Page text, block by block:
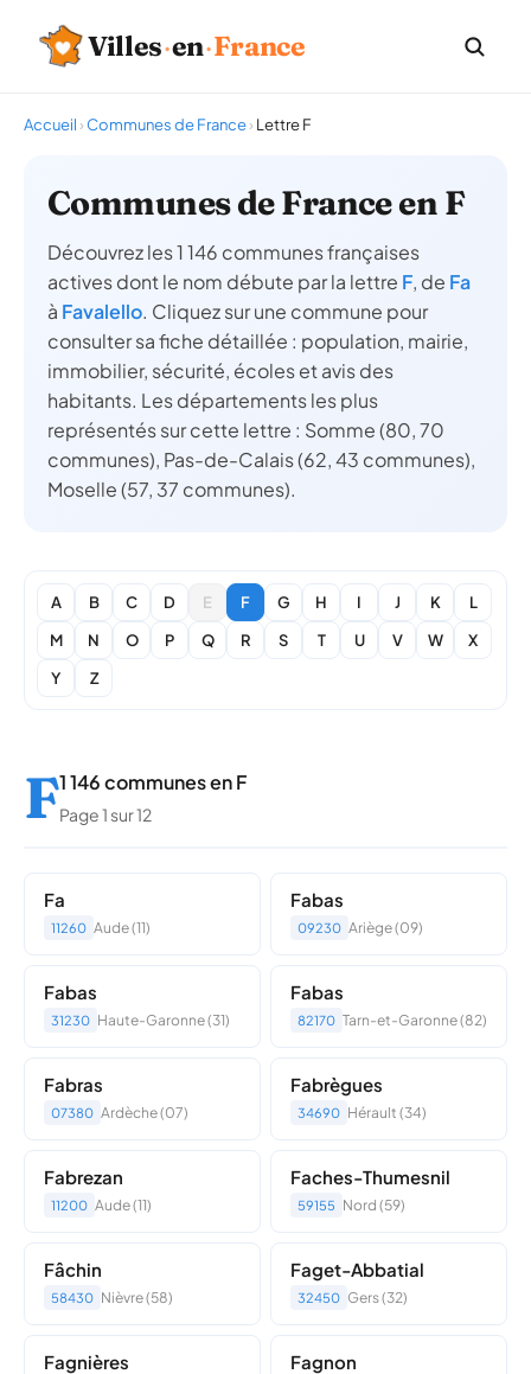
Villes·en·France
Accueil ›Communes de France› Lettre F
Communes de France en F
Découvrez les 1 146 communes françaises
actives dont le nom débute par la lettre F, de Fa
à Favalello. Cliquez sur une commune pour
consulter sa fiche détaillée : population, mairie,
immobilier, sécurité, écoles et avis des
habitants. Les départements les plus
représentés sur cette lettre : Somme (80, 70
communes), Pas-de-Calais (62, 43 communes),
Moselle (57, 37 communes).
A B C D E F G H I J K
L
M
N O P Q R S T U V W
X
Y
Z
F1 146 communes en F
Page 1 sur 12
Fa
11260 Aude (11)
Fabas
09230 Ariège (09)
Fabas
31230 Haute-Garonne (31)
Fabas
82170 Tarn-et-Garonne (82)
Fabras
07380 Ardèche (07)
Fabrègues
34690 Hérault (34)
Fabrezan
11200 Aude (11)
Faches-Thumesnil
59155 Nord (59)
Fâchin
58430 Nièvre (58)
Faget-Abbatial
32450 Gers (32)
Fagnières Fagnon